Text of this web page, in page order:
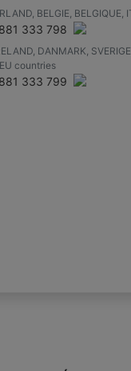
BELGIE, BELGIQUE,
333 798
DANMARK,
countries
333 799